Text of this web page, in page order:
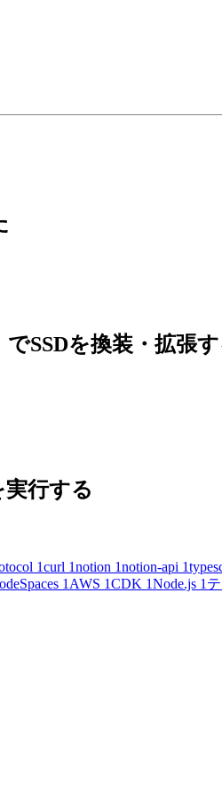
SSDを換装・拡張
行する
1curl 1notion 1notion-api 1
1 AWS 1CDK 1Node.js 1